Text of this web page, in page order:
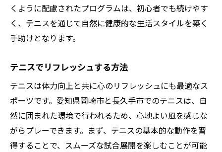
くように配慮されたプログラムは、初心者でも続けやす
く、テニスを通じて自然に健康的な生活スタイルを築く
手助けとなります。
テニスでリフレッシュする方法
テニスは体力向上と共に心のリフレッシュにも最適なス
ポーツです。愛知県岡崎市と長久手市でのテニスは、自
然に囲まれた環境で行われるため、心地よい風を感じな
がらプレーできます。まず、テニスの基本的な動作を習
得することで、スムーズな試合展開を楽しむことが可能